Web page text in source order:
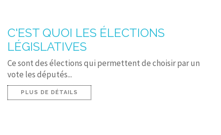
C'EST QUOI LES ÉLECTIONS
LÉGISLATIVES
Ce sont des élections qui permettent de choisir par un
vote les députés...
PLUS DE DÉTAILS